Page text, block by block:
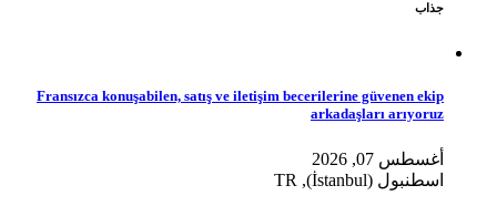
جذاب
Fransızca konuşabilen, satış ve iletişim becerilerine güvenen ekip
arkadaşları arıyoruz
أغسطس 07, 2026
اسطنبول (İstanbul), TR